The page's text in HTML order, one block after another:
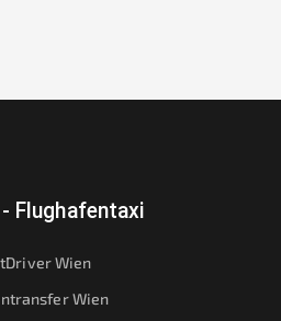
Flughafentaxi
Wien
Wien